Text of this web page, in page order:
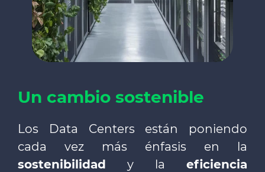
Un cambio sostenible
Los Data Centers están poniendo
cada vez más énfasis en la
sostenibilidad y la eficiencia